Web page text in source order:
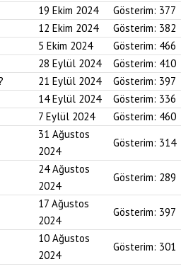
19 Ekim 2024 Gösterim: 377
12 Ekim 2024 Gösterim: 382
5 Ekim 2024 Gösterim: 466
28 Eylül 2024 Gösterim: 410
21 Eylül 2024 Gösterim: 397
14 Eylül 2024 Gösterim: 336
7 Eylül 2024 Gösterim: 460
31 Ağustos
2024
Gösterim: 314
24 Ağustos
2024
Gösterim: 289
17 Ağustos
2024
Gösterim: 397
10 Ağustos
2024
Gösterim: 301